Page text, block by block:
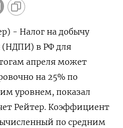
- Налог на добычу
(НДПИ) в РФ для
апреля может
на 25% по
уровнем, показал
Рейтер. Коэффициент
по средним